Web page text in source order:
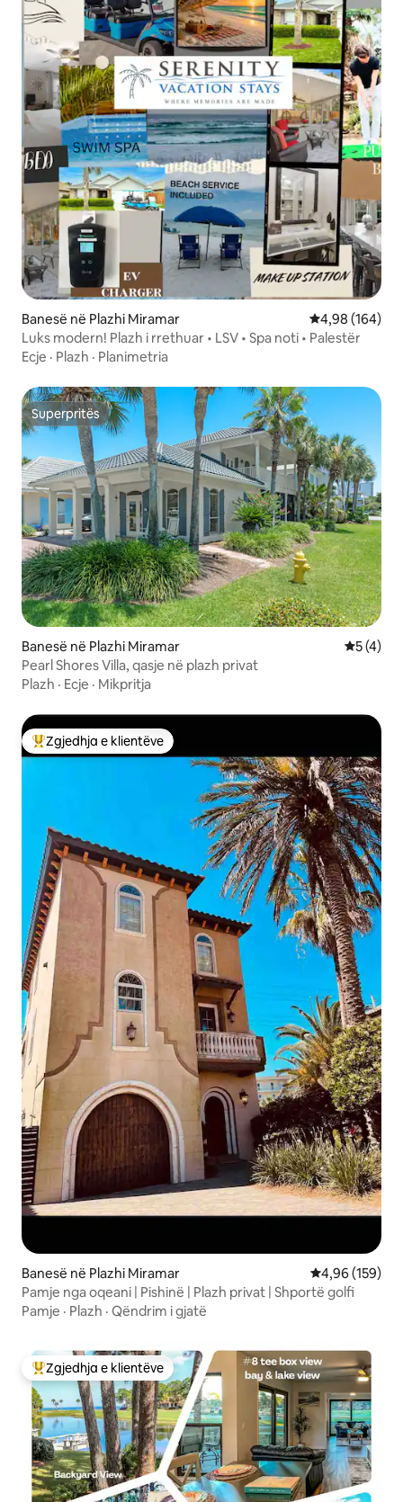
Banesë në Plazhi Miramar Vlerësimi
4,98 (164)
Luks modern! Plazh i rrethuar • LSV • Spa noti • Palestër
Ecje · Plazh · Planimetria
Superpritës
Superpritës
Banesë në Plazhi Miramar
5 (4)
Pearl Shores Villa, qasje në plazh privat
Plazh · Ecje · Mikpritja
Më të mirat e zgjedhjeve të klientëve
Zgjedhja e klientëve
Banesë në Plazhi Miramar Vlerësimi
4,96 (159)
Pamje nga oqeani | Pishinë | Plazh privat | Shportë golfi
Pamje · Plazh · Qëndrim i gjatë
Më të mirat e zgjedhjeve të klientëve
Zgjedhja e klientëve